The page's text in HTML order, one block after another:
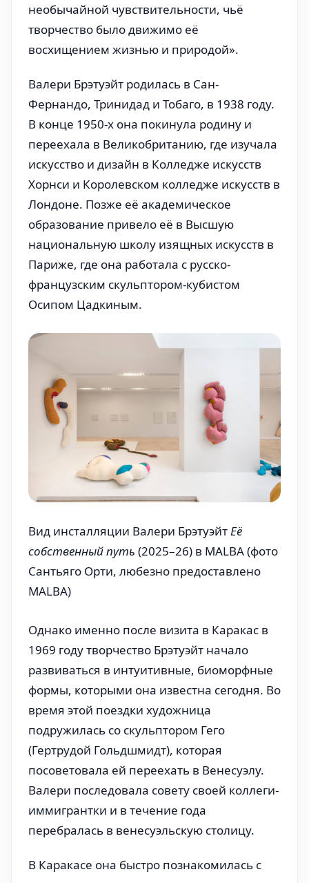
необычайной чувствительности, чьё
творчество было движимо её
восхищением жизнью и природой».
Валери Брэтуэйт родилась в Сан-
Фернандо, Тринидад и Тобаго, в 1938 году.
В конце 1950-х она покинула родину и
переехала в Великобританию, где изучала
искусство и дизайн в Колледже искусств
Хорнси и Королевском колледже искусств в
Лондоне. Позже её академическое
образование привело её в Высшую
национальную школу изящных искусств в
Париже, где она работала с русско-
французским скульптором-кубистом
Осипом Цадкиным.
Вид инсталляции Валери Брэтуэйт Её
собственный путь (2025–26) в MALBA (фото
Сантьяго Орти, любезно предоставлено
MALBA)
Однако именно после визита в Каракас в
1969 году творчество Брэтуэйт начало
развиваться в интуитивные, биоморфные
формы, которыми она известна сегодня. Во
время этой поездки художница
подружилась со скульптором Гего
(Гертрудой Гольдшмидт), которая
посоветовала ей переехать в Венесуэлу.
Валери последовала совету своей коллеги-
иммигрантки и в течение года
перебралась в венесуэльскую столицу.
В Каракасе она быстро познакомилась с